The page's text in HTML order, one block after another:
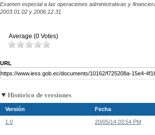
Examen especial a las operaciones administrativas y
2003.01.02 y 2006.12.31
Average (0 Votes)
URL
Histórico de versiones
Versión Fecha
1.0 20/05/14 03:54 PM